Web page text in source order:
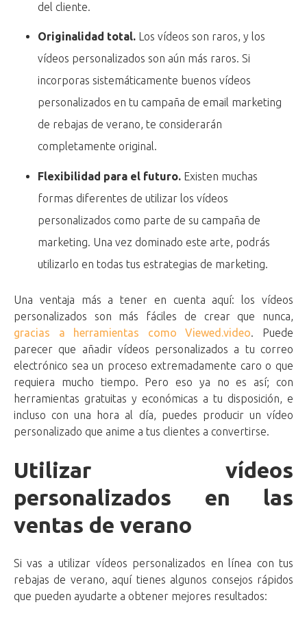
del cliente.
Originalidad total. Los vídeos son raros, y los
vídeos personalizados son aún más raros. Si
incorporas sistemáticamente buenos vídeos
personalizados en tu campaña de email marketing
de rebajas de verano, te considerarán
completamente original.
Flexibilidad para el futuro. Existen muchas
formas diferentes de utilizar los vídeos
personalizados como parte de su campaña de
marketing. Una vez dominado este arte, podrás
utilizarlo en todas tus estrategias de marketing.
Una ventaja más a tener en cuenta aquí: los vídeos
personalizados son más fáciles de crear que nunca,
gracias a herramientas como Viewed.video . Puede
parecer que añadir vídeos personalizados a tu correo
electrónico sea un proceso extremadamente caro o que
requiera mucho tiempo. Pero eso ya no es así; con
herramientas gratuitas y económicas a tu disposición, e
incluso con una hora al día, puedes producir un vídeo
personalizado que anime a tus clientes a convertirse.
Utilizar vídeos
personalizados en las
ventas de verano
Si vas a utilizar vídeos personalizados en línea con tus
rebajas de verano, aquí tienes algunos consejos rápidos
que pueden ayudarte a obtener mejores resultados: